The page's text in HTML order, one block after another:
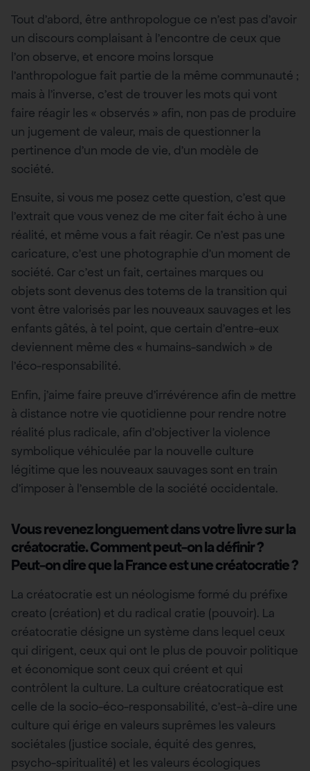
Tout d’abord, être anthropologue ce n’est pas d’avoir
un discours complaisant à l’encontre de ceux que
l’on observe, et encore moins lorsque
l’anthropologue fait partie de la même communauté ;
mais à l’inverse, c’est de trouver les mots qui vont
faire réagir les « observés » afin, non pas de produire
un jugement de valeur, mais de questionner la
pertinence d’un mode de vie, d’un modèle de
société.
Ensuite, si vous me posez cette question, c’est que
l’extrait que vous venez de me citer fait écho à une
réalité, et même vous a fait réagir. Ce n’est pas une
caricature, c’est une photographie d’un moment de
société. Car c’est un fait, certaines marques ou
objets sont devenus des totems de la transition qui
vont être valorisés par les nouveaux sauvages et les
enfants gâtés, à tel point, que certain d’entre-eux
deviennent même des « humains-sandwich » de
l’éco-responsabilité.
Enfin, j’aime faire preuve d’irrévérence afin de mettre
à distance notre vie quotidienne pour rendre notre
réalité plus radicale, afin d’objectiver la violence
symbolique véhiculée par la nouvelle culture
légitime que les nouveaux sauvages sont en train
d’imposer à l’ensemble de la société occidentale.
Vous revenez longuement dans votre livre sur la
créatocratie. Comment peut-on la définir ?
Peut-on dire que la France est une créatocratie ?
La créatocratie est un néologisme formé du préfixe
creato (création) et du radical cratie (pouvoir). La
créatocratie désigne un système dans lequel ceux
qui dirigent, ceux qui ont le plus de pouvoir politique
et économique sont ceux qui créent et qui
contrôlent la culture. La culture créatocratique est
celle de la socio-éco-responsabilité, c’est-à-dire une
culture qui érige en valeurs suprêmes les valeurs
sociétales (justice sociale, équité des genres,
psycho-spiritualité) et les valeurs écologiques